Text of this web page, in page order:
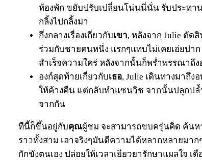
ห้องพัก ขยับปรับเปลี่ยนโน่นนี่นั่น รับประทา
กลิ้งไปกลิ้งมา
กึ่งกลางเรื่องเกี่ยวกับเขา, หลังจาก Julie ตัด
ร่วมกับชายคนหนึ่ง แรกๆแทบไม่เคยเอ่ยปาก
สำเร็จความใคร่ หลังจากนั้นก็พร่ำพรรณาถึ
องก์สุดท้ายเกี่ยวกับเธอ, Julie เดินทางมาถึง
ให้ค้างคืน แต่กลับทำแซนวิช จากนั้นปลุกป
จากกัน
ทีนี้ก็ขึ้นอยู่กับคุณผู้ชม จะสามารถขบครุ่นคิด ค้นห
ราวทั้งสาม เอาจริงๆมันตีความได้หลากหลายมา
กักขังตนเอง ปล่อยให้เวลาเยียวยารักษาแผลใจ